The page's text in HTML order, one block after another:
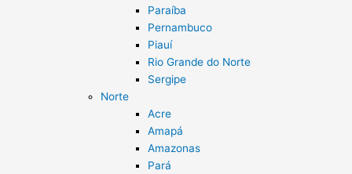
Paraíba
Pernambuco
Piauí
Rio Grande do Norte
Sergipe
Norte
Acre
Amapá
Amazonas
Pará